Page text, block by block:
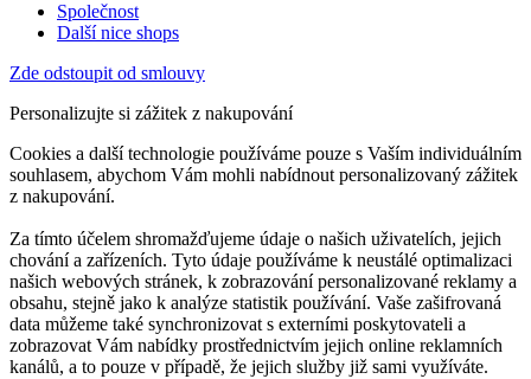
Společnost
Další nice shops
Zde odstoupit od smlouvy
Personalizujte si zážitek z nakupování
Cookies a další technologie používáme pouze s Vaším individuálním
souhlasem, abychom Vám mohli nabídnout personalizovaný zážitek
z nakupování.
Za tímto účelem shromažďujeme údaje o našich uživatelích, jejich
chování a zařízeních. Tyto údaje používáme k neustálé optimalizaci
našich webových stránek, k zobrazování personalizované reklamy a
obsahu, stejně jako k analýze statistik používání. Vaše zašifrovaná
data můžeme také synchronizovat s externími poskytovateli a
zobrazovat Vám nabídky prostřednictvím jejich online reklamních
kanálů, a to pouze v případě, že jejich služby již sami využíváte.